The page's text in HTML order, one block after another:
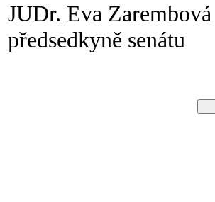
JUDr. Eva Zarembová
předsedkyně senátu